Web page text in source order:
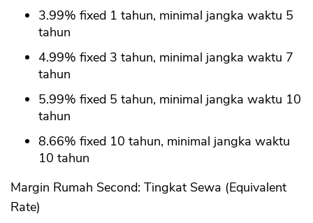
3.99% fixed 1 tahun, minimal jangka waktu 5
tahun
4.99% fixed 3 tahun, minimal jangka waktu 7
tahun
5.99% fixed 5 tahun, minimal jangka waktu 10
tahun
8.66% fixed 10 tahun, minimal jangka waktu
10 tahun
Margin Rumah Second: Tingkat Sewa (Equivalent
Rate)